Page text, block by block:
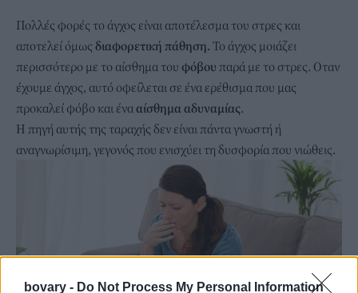
bovary - Do Not Process My Personal Information
Πολλές φορές το άγχος είναι αποτέλεσμα του στρες και
αποτελεί όμως διαφορετική πάθηση. Το άγχος μοιάζει
περισσότερο με το αίσθημα του φόβου παρά με το στρες. Οταν
έχουμε άγχος, αυτό οφείλεται σε ένα ερέθισμα που μας
προκαλεί φόβο και ένααίσθημα αδυναμίας.
Η πηγή αυτής της ταραχής δεν είναι πάντα γνωστή ή
αναγνωρίσιμη, γεγονός που ενισχύει τη δυσφορία που νιώθεις.